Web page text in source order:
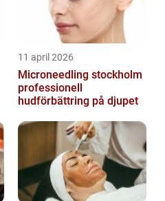
11 april 2026
Microneedling stockholm
professionell
hudförbättring på djupet